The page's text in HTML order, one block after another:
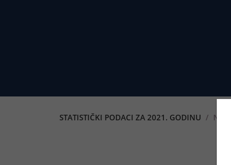
STATISTIČKI PODACI ZA 2021. GODINU